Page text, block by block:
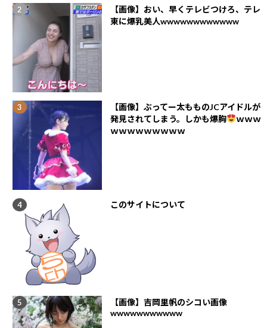
【画像】おい、早くテレビつけろ、テレ
東に爆乳美人wwwwwwwwwwww
【画像】ぶってー太もものJCアイドルが
発見されてしまう。しかも爆胸
ｗｗｗ
ｗｗｗｗｗｗｗｗｗ
このサイトについて
【画像】吉岡里帆のシコい画像
wwwwwwwwwww